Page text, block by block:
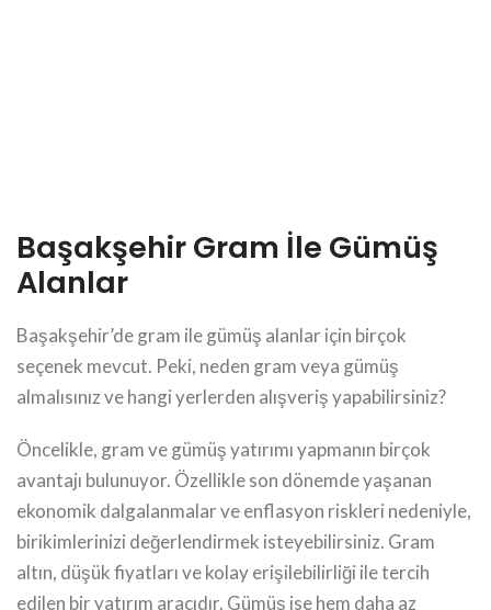
Başakşehir Gram İle Gümüş
Alanlar
Başakşehir’de gram ile gümüş alanlar için birçok
seçenek mevcut. Peki, neden gram veya gümüş
almalısınız ve hangi yerlerden alışveriş yapabilirsiniz?
Öncelikle, gram ve gümüş yatırımı yapmanın birçok
avantajı bulunuyor. Özellikle son dönemde yaşanan
ekonomik dalgalanmalar ve enflasyon riskleri nedeniyle,
birikimlerinizi değerlendirmek isteyebilirsiniz. Gram
altın, düşük fiyatları ve kolay erişilebilirliği ile tercih
edilen bir yatırım aracıdır. Gümüş ise hem daha az